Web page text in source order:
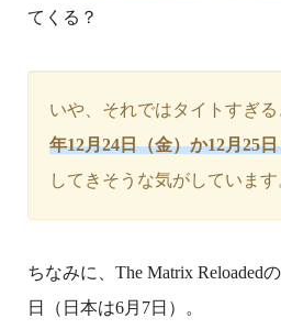
てくる？
いや、それではタイトすぎる
年12月24日（金）か12月25
してきそうな気がしています
ちなみに、The Matrix Reloaded
日（日本は6月7日）。